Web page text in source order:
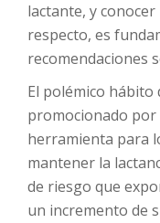
lactante, y
respecto, es
recomendaciones
El polémico hábito
promocionado
herramienta para
mantener la
de riesgo que
un incremento de